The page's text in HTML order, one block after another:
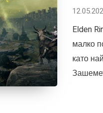
Elden
малко
като